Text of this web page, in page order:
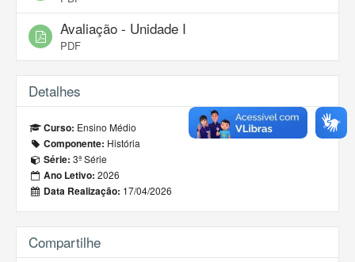
Avaliação - Unidade I
PDF
Detalhes
Curso: Ensino Médio
Componente: História
Série: 3ª Série
Ano Letivo: 2026
Data Realização: 17/04/2026
Compartilhe